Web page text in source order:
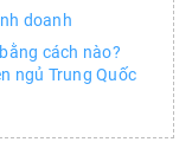
doanh
cách nào?
ngủ Trung Quốc